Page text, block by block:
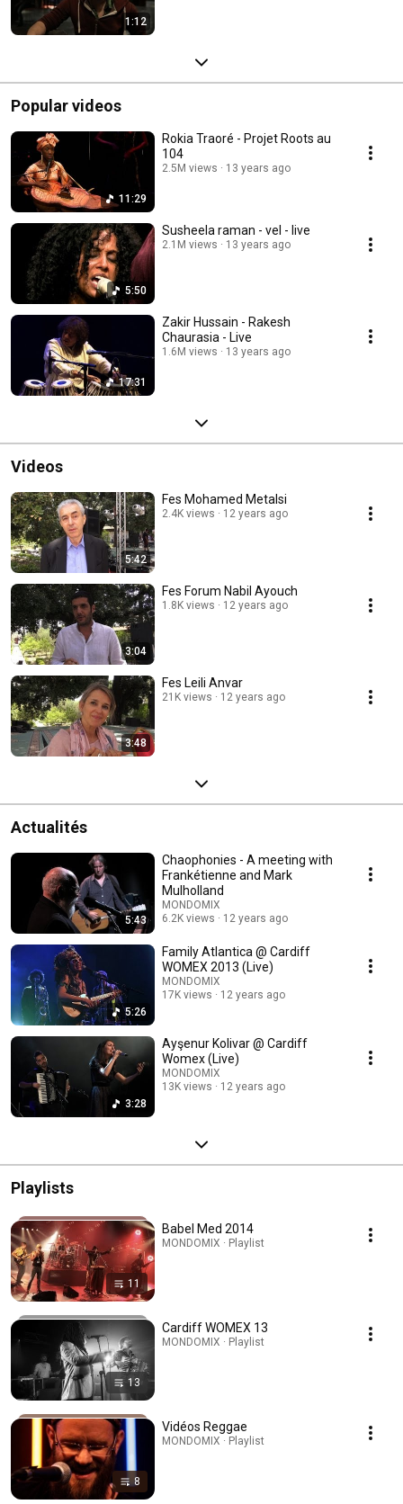
1:12
Popular videos
11:29
Rokia Traoré - Projet Roots au
104
2.5M views 13 years ago
5:50
Susheela raman - vel - live
2.1M views 13 years ago
17:31
Zakir Hussain - Rakesh
Chaurasia - Live
1.6M views 13 years ago
Videos
5:42
Fes Mohamed Metalsi
2.4K views 12 years ago
3:04
Fes Forum Nabil Ayouch
1.8K views 12 years ago
3:48
Fes Leili Anvar
21K views 12 years ago
Actualités
5:43
Chaophonies - A meeting with
Frankétienne and Mark
Mulholland
MONDOMIX
6.2K views
12 years ago
5:26
Family Atlantica @ Cardiff
WOMEX 2013 (Live)
MONDOMIX
17K views
12 years ago
3:28
Ayşenur Kolivar @ Cardiff
Womex (Live)
MONDOMIX
13K views
12 years ago
Playlists
11
Babel Med 2014
MONDOMIX · Playlist
13
Cardiff WOMEX 13
MONDOMIX · Playlist
8
Vidéos Reggae
MONDOMIX · Playlist